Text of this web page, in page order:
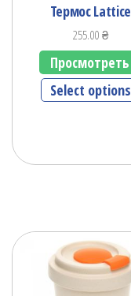
Термос Lattice
255.00₴
Просмотреть
Select options